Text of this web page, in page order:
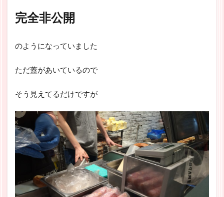
完全非公開
のようになっていました
ただ蓋があいているので
そう見えてるだけですが